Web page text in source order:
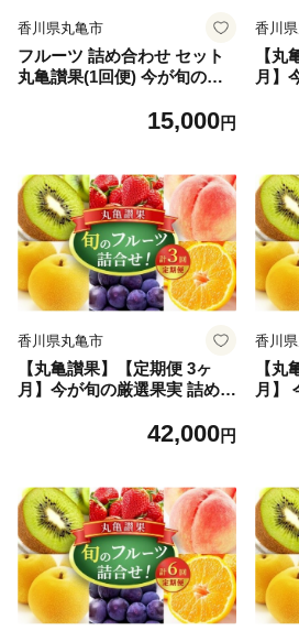
香川県丸亀市
フルーツ 詰め合わせ セット
丸亀讃果(1回便) 今が旬の厳
べ いちご みかん デコポン び
つ 旬 産地直送 旬の果物 お取
り寄せ 取り寄せ フルーツギ
フト 人気果物 人気フルーツ
送料無料 冷蔵 冷蔵配送 香川
15,000円
香川
【
月】
い
旬 産
ルー
ーツ
物定
人
り寄
回
香川県丸亀市
【丸亀讃果】【定期便 3ヶ
月】今が旬の厳選果実 詰め合
いちご みかん デコポン びわ
旬 産地直送 旬の果物 旬のフ
ルーツ フルーツギフト フル
ーツ定期 フルーツ定期便 果
物定期 果物定期便 人気果物
人気フルーツ 香川 丸亀お取
り寄せ 冷蔵 冷蔵配送 定期 3
回
42,000円
香川
【
月】
べ
つ 旬
ーツ
ルー
定期
ツ
定期 4